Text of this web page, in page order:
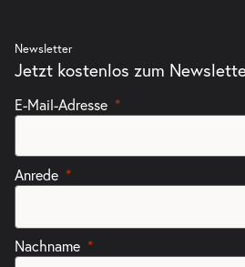
Newsletter
Jetzt kostenlos zum
E-Mail-Adresse
Anrede
Nachname